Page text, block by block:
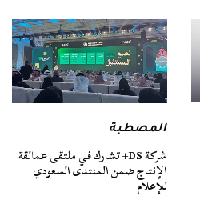
المصطبة
شركة DS+ تشارك في ملتقى عمالقة
الإنتاج ضمن المنتدى السعودي
للإعلام